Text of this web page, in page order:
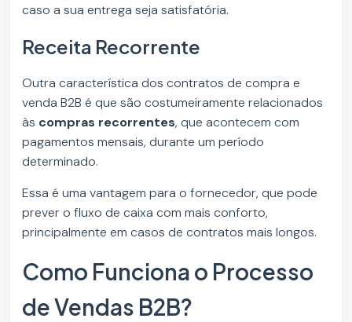
caso a sua entrega seja satisfatória.
Receita Recorrente
Outra característica dos contratos de compra e
venda B2B é que são costumeiramente relacionados
às compras recorrentes, que acontecem com
pagamentos mensais, durante um período
determinado.
Essa é uma vantagem para o fornecedor, que pode
prever o fluxo de caixa com mais conforto,
principalmente em casos de contratos mais longos.
Como Funciona o Processo
de Vendas B2B?